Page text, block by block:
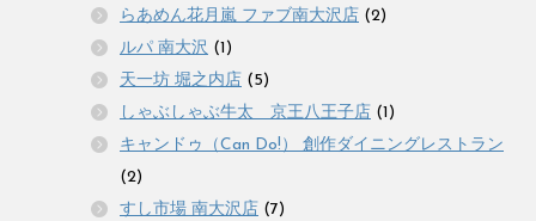
らあめん花月嵐 ファブ南大沢店 (2)
ルパ 南大沢 (1)
天一坊 堀之内店 (5)
しゃぶしゃぶ牛太 京王八王子店 (1)
キャンドゥ（Can Do!） 創作ダイニングレストラン
(2)
すし市場 南大沢店 (7)